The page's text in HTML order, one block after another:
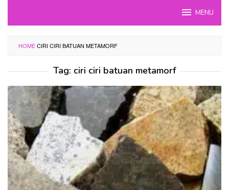
MENU
HOMECIRI CIRI BATUAN METAMORF
Tag: ciri ciri batuan metamorf